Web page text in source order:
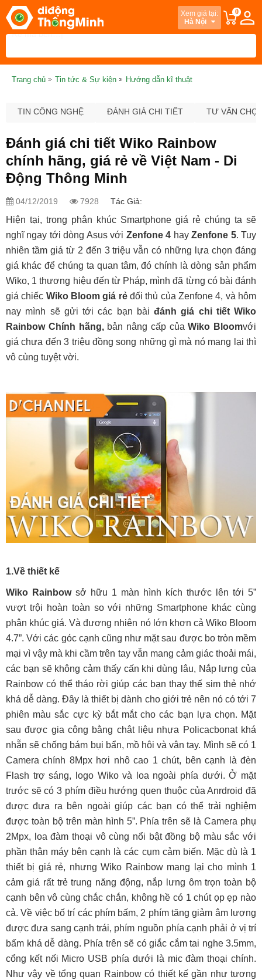
Xem giá tại:
Hà Nội
0
Trang chủ Tin tức & Sự kiện Hướng dẫn kĩ thuật
TIN CÔNG NGHỆ ĐÁNH GIÁ CHI TIẾT TƯ VẤN
Đánh giá chi tiết Wiko Rainbow
chính hãng, giá rẻ về Việt Nam - Di
Động Thông Minh
04/12/2019 7928 Tác Giả:
Hiện tại, trong phân khúc Smartphone giá rẻ chúng ta sẽ
nghĩ ngay tới dòng Asus với Zenfone 4 hayZenfone 5. Tuy
nhiên tầm giá từ 2 đến 3 triệu vẫn có những lựa chọn đáng
giá khác để chúng ta quan tâm, đó chính là dòng sản phẩm
Wiko, 1 thương hiệu đến từ Pháp, mình đã từng có bài đánh
giá chiếc Wiko Bloom giá rẻđối thủ của Zenfone 4, và hôm
nay mình sẽ gửi tới các bạn bài đánh giá chi tiết Wiko
Rainbow Chính hãng, bản nâng cấp củaWiko Bloomvới
giá chưa đến 3 triệu đồng song những gì mà nó mang lại thì
vô cùng tuyệt vời.
1.Về thiết kế
Wiko Rainbowsở hữu 1 màn hình kích thước lên tới 5”
vượt trội hoàn toàn so với những Smartphone khác cùng
phân khúc giá. Và đương nhiên nó lớn khơn cả Wiko Bloom
4.7”. Với các góc cạnh cũng như mặt sau được bo tròn mềm
mại vì vậy mà khi cầm trên tay vẫn mang cảm giác thoải mái,
các bạn sẽ không cảm thấy cấn khi dùng lâu, Nắp lưng của
Rainbow có thể tháo rời giúp các bạn thay thế sim thẻ nhớ
khá dễ dàng. Đây là thiết bị dành cho giới trẻ nên nó có tới 7
phiên màu sắc cực kỳ bắt mắt cho các bạn lựa chọn. Mặt
sau được gia công bằng chât liệu nhựa Policacbonat khá
nhẵn sẽ chống bám bụi bẩn, mồ hôi và vân tay. Mình sẽ có 1
Camera chính 8Mpx hơi nhô cao 1 chút, bên cạnh là đèn
Flash trợ sáng, logo Wiko và loa ngoài phía dưới. Ở mặt
trước sẽ có 3 phím điều hướng quen thuộc của Anrdroid đã
được đưa ra bên ngoài giúp các bạn có thể trải nghiệm
được toàn bộ trên màn hình 5”. Phía trên sẽ là Camera phụ
2Mpx, loa đàm thoại vô cùng nổi bật đồng bộ màu sắc với
phần thân máy bên cạnh là các cụm cảm biến. Mặc dù là 1
thiết bị giá rẻ, nhưng Wiko Rainbow mang lại cho mình 1
cảm giá rất trẻ trung năng động, nắp lưng ôm trọn toàn bộ
cạnh bên vô cùng chắc chắn, không hề có 1 chút ọp ẹp nào
cả. Về việc bố trí các phím bấm, 2 phím tăng giảm âm lượng
được đưa sang cạnh trái, phím nguồn phía cạnh phải ở vị trí
bấm khá dễ dàng. Phía trên sẽ có giắc cắm tai nghe 3.5mm,
cổng kết nối Micro USB phía dưới là mic đàm thoại chính.
Như vậy về tổng quan Rainbow có thiết kế gần như tương